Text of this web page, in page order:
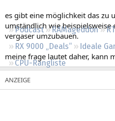
Podcast RAMageddon
RX 9000 „Deals“
Ideale
CPU-Rangliste
es gibt eine möglichkeit das zu
umständlich wie beispielsweise
vergaser umzubauen.
meine frage lautet daher, kann